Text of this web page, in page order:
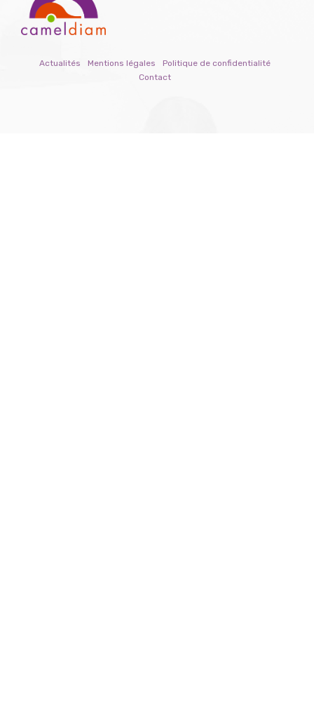
Actualités Mentions légales
Politique de confidentialité
Contact